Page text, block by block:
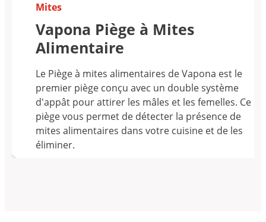
Mites
Vapona Piège à Mites
Alimentaire
Le Piège à mites alimentaires de Vapona est le
premier piège conçu avec un double système
d'appât pour attirer les mâles et les femelles. Ce
piège vous permet de détecter la présence de
mites alimentaires dans votre cuisine et de les
éliminer.